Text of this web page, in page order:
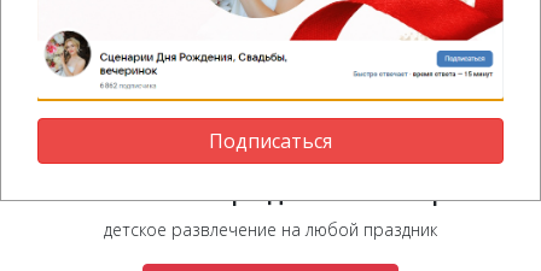
детское развлечение на любой праздник
Подписаться